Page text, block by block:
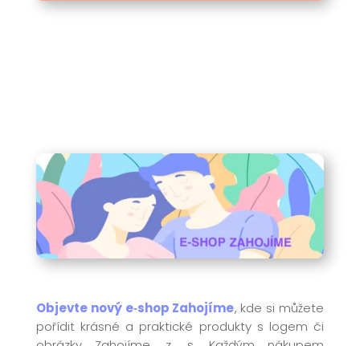
Objevte nový e‑shop Zahojíme, kde si můžete
pořídit krásné a praktické produkty s logem či